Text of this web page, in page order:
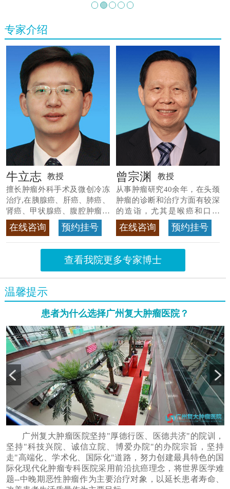
专家介绍
牛立志 教授
擅长肿瘤外科手术及微创冷冻
治疗,在胰腺癌、肝癌、肺癌、
肾癌、甲状腺癌、腹腔肿瘤等
>>查看专家详情
在线咨询 预约挂号
曾宗渊 教授
从事肿瘤研究40余年，在头颈
肿瘤的诊断和治疗方面有较深
的造诣，尤其是喉癌和口腔
癌，迄今仍是广东喉癌单病种
首席专家 >>查看专家详情
在线咨询 预约挂号
查看我院更多专家博士
温馨提示
患者为什么选择广州复大肿瘤医院？
广州复大肿瘤医院坚持"厚德行医、医德共济"的院训，
坚持"科技兴院、诚信立院、博爱办院"的办院宗旨，坚持
走"高端化、学术化、国际化"道路，努力创建最具特色的国
际化现代化肿瘤专科医院采用前沿抗癌理念，将世界医学难
题--中晚期恶性肿瘤作为主要治疗对象，以延长患者寿命、